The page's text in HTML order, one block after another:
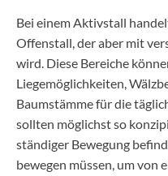
Bei einem Aktivstall
Offenstall, der aber mit
wird. Diese Bereiche
Liegemöglichkeiten,
Baumstämme für die
sollten möglichst so
ständiger Bewegung
bewegen müssen, um von